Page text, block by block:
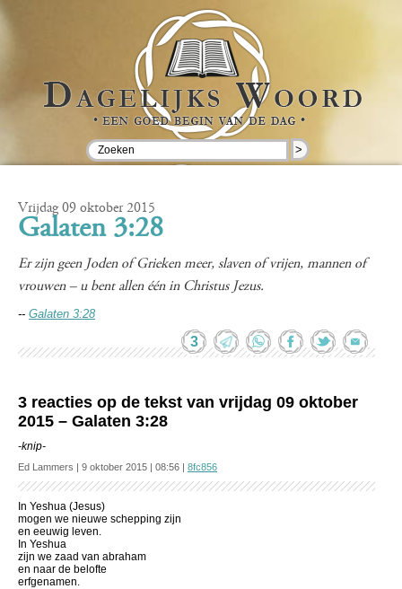
>
Vrijdag 09 oktober 2015
Galaten 3:28
Er zijn geen Joden of Grieken meer, slaven of vrijen, mannen of
vrouwen – u bent allen één in Christus Jezus.
-- Galaten 3:28
3
3 reacties op de tekst van vrijdag 09 oktober
2015 – Galaten 3:28
-knip-
Ed Lammers | 9 oktober 2015 | 08:56 | 8fc856
In Yeshua (Jesus)
mogen we nieuwe schepping zijn
en eeuwig leven.
In Yeshua
zijn we zaad van abraham
en naar de belofte
erfgenamen.